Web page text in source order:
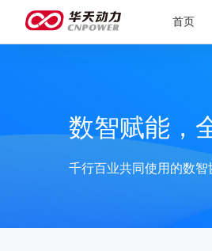
首页
数智赋能，
千行百业共同使用的数智